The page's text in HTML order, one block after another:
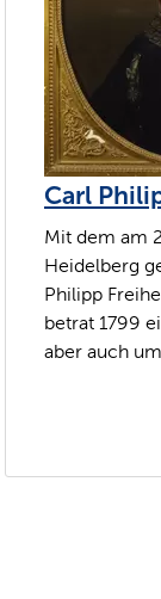
Carl
Mit dem am
Heidelberg
Philipp
betrat 1799
aber auch